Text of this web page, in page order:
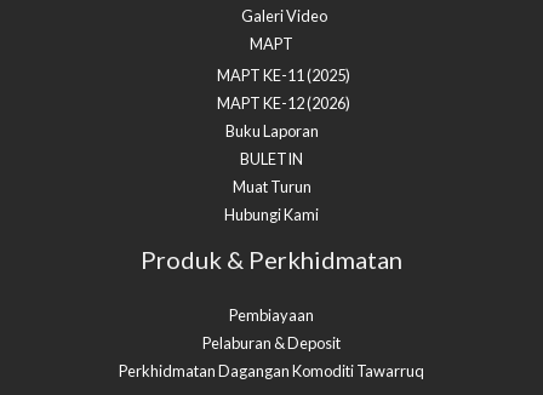
Galeri Video
MAPT
MAPT KE-11 (2025)
MAPT KE-12 (2026)
Buku Laporan
BULETIN
Muat Turun
Hubungi Kami
Produk & Perkhidmatan
Pembiayaan
Pelaburan & Deposit
Perkhidmatan Dagangan Komoditi Tawarruq​